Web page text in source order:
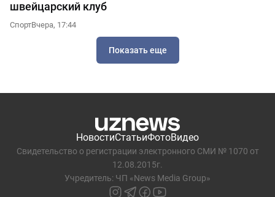
швейцарский клуб
СпортВчера, 17:44
Показать еще
НовостиСтатьиФотоВидео
Свидетельство о регистрации электронного СМИ № 1070 от
12.08.2015г.
Учредитель: ЧП «News Media Group»